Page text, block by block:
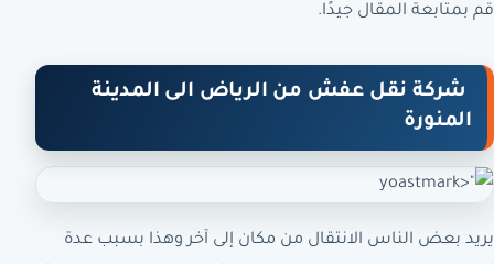
قم بمتابعة المقال جيدًا.
شركة نقل عفش من الرياض الى المدينة
المنورة
يريد بعض الناس الانتقال من مكان إلى آخر وهذا بسبب عدة